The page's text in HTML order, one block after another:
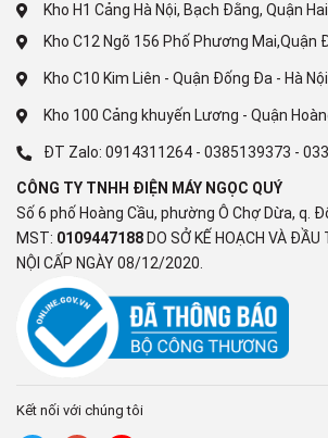
1 x USB – A
Cổng nhận hình ảnh, âm thanh
3 x HDMI
Tiện ích
Điều khiển tivi bằng điện thoại
SmartThings
Điều khiển bằng giọng nói
Trợ lý ảo Tiếng Việt Bixby
Remote thông minh
Kho H1 Cảng Hà Nội, Bạch Đằng, Quận
Kho C12 Ngõ 156 Phố Phương Mai,Quận
Kho C10 Kim Liên - Quận Đống Đa - Hà Nội
Kho 100 Cảng khuyến Lương - Quận
ĐT Zalo: 0914311264 - 0385139373 -
CÔNG TY TNHH ĐIỆN MÁY NGỌC QUÝ
Số 6 phố Hoàng Cầu, phường Ô Chợ Dừa, q.
MST: 0109447188 DO SỞ KẾ HOẠCH VÀ
NỘI CẤP NGÀY 08/12/2020.
Kết nối với chúng tôi